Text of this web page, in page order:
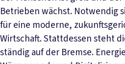
Betrieben wächst. Notwendig
für eine moderne,
Wirtschaft. Stattdessen steht
ständig auf der Bremse.